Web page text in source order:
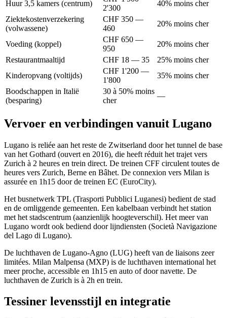
Huur 3,5 kamers (centrum)
2'300
40% moins cher
Ziektekostenverzekering
(volwassene)
CHF 350 —
460
20% moins cher
Voeding (koppel)
CHF 650 —
950
20% moins cher
Restaurantmaaltijd
CHF 18 — 35
25% moins cher
Kinderopvang (voltijds)
CHF 1'200 —
1'800
35% moins cher
Boodschappen in Italië
(besparing)
30 à 50% moins
cher
—
Vervoer en verbindingen vanuit Lugano
Lugano is reliée aan het reste de Zwitserland door het tunnel de base
van het Gothard (ouvert en 2016), die heeft réduit het trajet vers
Zurich à 2 heures en trein direct. De treinen CFF circulent toutes de
heures vers Zurich, Berne en Bâhet. De connexion vers Milan is
assurée en 1h15 door de treinen EC (EuroCity).
Het busnetwerk TPL (Trasporti Pubblici Luganesi) bedient de stad
en de omliggende gemeenten. Een kabelbaan verbindt het station
met het stadscentrum (aanzienlijk hoogteverschil). Het meer van
Lugano wordt ook bediend door lijndiensten (Società Navigazione
del Lago di Lugano).
De luchthaven de Lugano-Agno (LUG) heeft van de liaisons zeer
limitées. Milan Malpensa (MXP) is de luchthaven international het
meer proche, accessible en 1h15 en auto of door navette. De
luchthaven de Zurich is à 2h en trein.
Tessiner levensstijl en integratie